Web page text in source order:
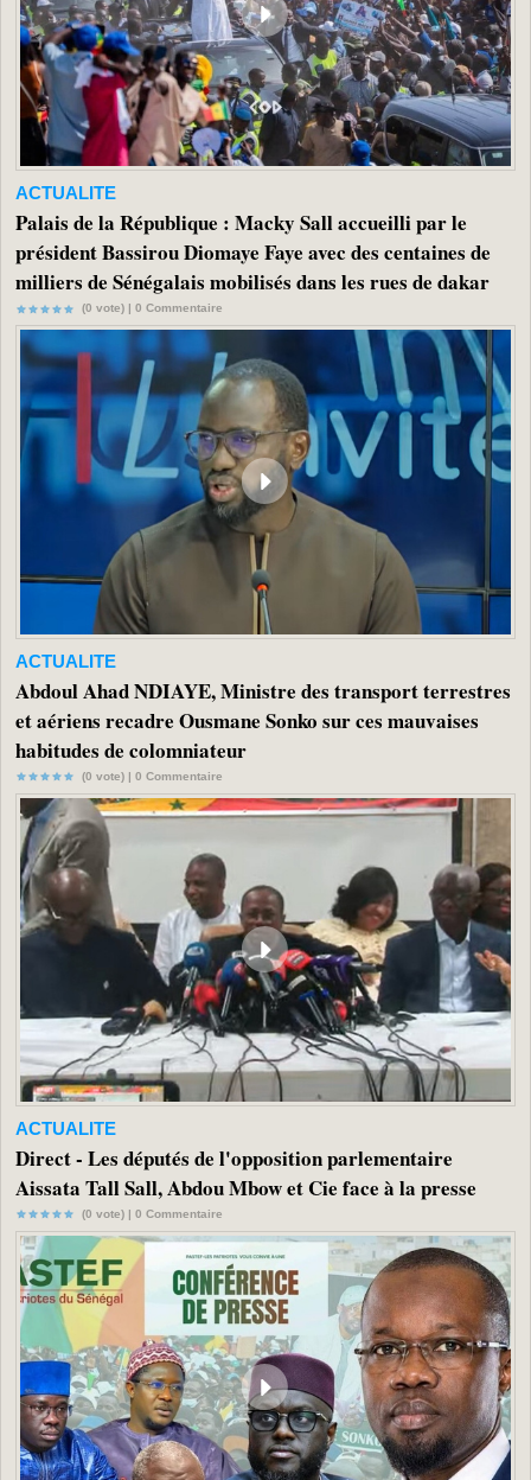
ACTUALITE
Palais de la République : Macky Sall accueilli par le
président Bassirou Diomaye Faye avec des centaines de
milliers de Sénégalais mobilisés dans les rues de dakar
(0 vote) | 0 Commentaire
ACTUALITE
Abdoul Ahad NDIAYE, Ministre des transport terrestres
et aériens recadre Ousmane Sonko sur ces mauvaises
habitudes de colomniateur
(0 vote) | 0 Commentaire
ACTUALITE
Direct - Les députés de l'opposition parlementaire
Aissata Tall Sall, Abdou Mbow et Cie face à la presse
(0 vote) | 0 Commentaire